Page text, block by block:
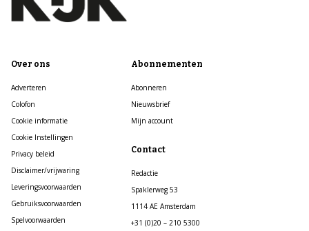
Over ons
Adverteren
Colofon
Cookie informatie
Cookie Instellingen
Privacy beleid
Disclaimer/vrijwaring
Leveringsvoorwaarden
Gebruiksvoorwaarden
Spelvoorwaarden
Abonnementen
Abonneren
Nieuwsbrief
Mijn account
Contact
Redactie
Spaklerweg 53
1114 AE Amsterdam
+31 (0)20 – 210 5300